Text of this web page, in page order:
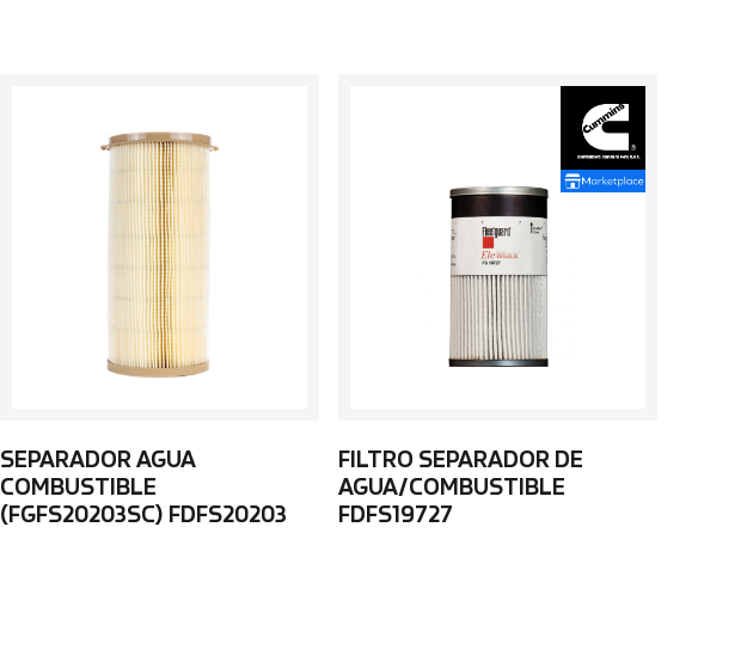
SEPARADOR AGUA
COMBUSTIBLE
(FGFS20203SC) FDFS20203
FILTRO SEPARADOR DE
AGUA/COMBUSTIBLE
FDFS19727